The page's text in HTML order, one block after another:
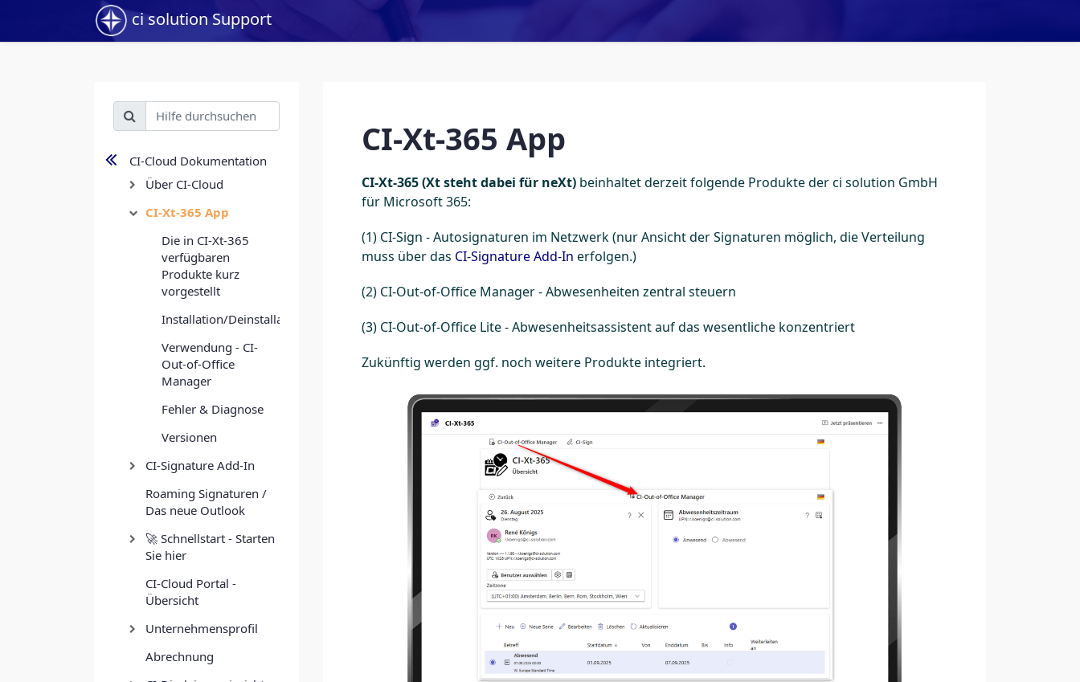
ci solution Support
CI-Cloud Dokumentation
Über CI-Cloud
CI-Xt-365 App
Die in CI-Xt-365
verfügbaren
Produkte kurz
vorgestellt
Installation/Deinstallation
Verwendung - CI-
Out-of-Office
Manager
Fehler & Diagnose
Versionen
CI-Signature Add-In
Roaming Signaturen /
Das neue Outlook
🚀 Schnellstart - Starten
Sie hier
CI-Cloud Portal -
Übersicht
Unternehmensprofil
Abrechnung
CI-Xt-365 App
CI-Xt-365 (Xt steht dabei für neXt) beinhaltet derzeit folgende Produkte der ci solution GmbH
für Microsoft 365:
(1) CI-Sign - Autosignaturen im Netzwerk (nur Ansicht der Signaturen möglich, die Verteilung
muss über das CI-Signature Add-In erfolgen.)
(2) CI-Out-of-Office Manager - Abwesenheiten zentral steuern
(3) CI-Out-of-Office Lite - Abwesenheitsassistent auf das wesentliche konzentriert
Zukünftig werden ggf. noch weitere Produkte integriert.